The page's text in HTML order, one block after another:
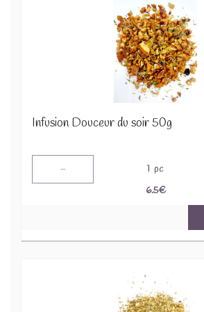
Infusion Douceur du soir 50g
- 1 pc
6.5€